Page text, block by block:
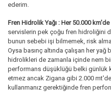
ederim.
Fren Hidrolik Yağı : Her 50.000 km'de
servislerin pek çoğu fren hidroliğini
bunun sebebi işi bilmemek, risk
Oysa basınç altında çalışan her
hidrolikleri de zamanla içinde nem
performans düşüklüğü belki günlük
etmez ancak Zigana gibi 2.000
kullanmanız gerektiğinde fren